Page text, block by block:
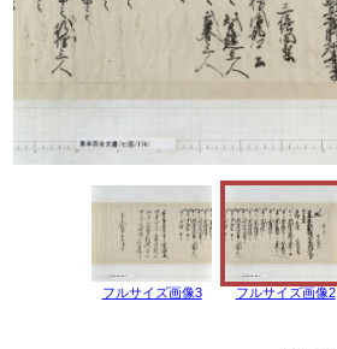
フルサイズ画像3 フルサイズ画像2